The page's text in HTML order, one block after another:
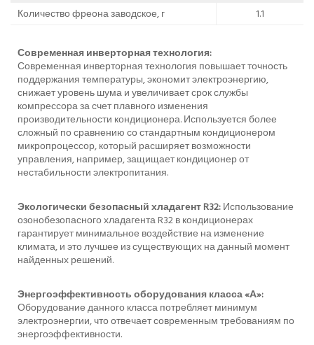
Количество фреона заводское, г
1.1
Современная инверторная технология:
Современная инверторная технология повышает точность
поддержания температуры, экономит электроэнергию,
снижает уровень шума и увеличивает срок службы
компрессора за счет плавного изменения
производительности кондиционера. Используется более
сложный по сравнению со стандартным кондиционером
микропроцессор, который расширяет возможности
управления, например, защищает кондиционер от
нестабильности электропитания.
Экологически безопасный хладагент R32:Использование
озонобезопасного хладагента R32 в кондиционерах
гарантирует минимальное воздействие на изменение
климата, и это лучшее из существующих на данный момент
найденных решений.
Энергоэффективность оборудования класса «А»:
Оборудование данного класса потребляет минимум
электроэнергии, что отвечает современным требованиям по
энергоэффективности.